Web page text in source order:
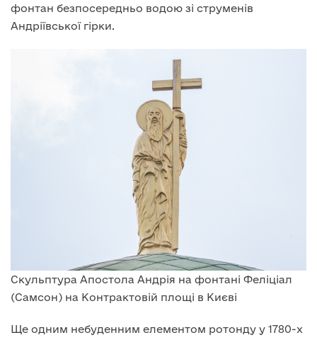
фонтан безпосередньо водою зі струменів
Андріївської гірки.
Скульптура Апостола Андрія на фонтані Феліціал
(Самсон) на Контрактовій площі в Києві
Ще одним небуденним елементом ротонду у 1780-х